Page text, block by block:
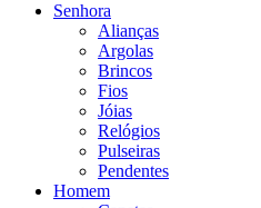
Senhora
Alianças
Argolas
Brincos
Fios
Jóias
Relógios
Pulseiras
Pendentes
Homem